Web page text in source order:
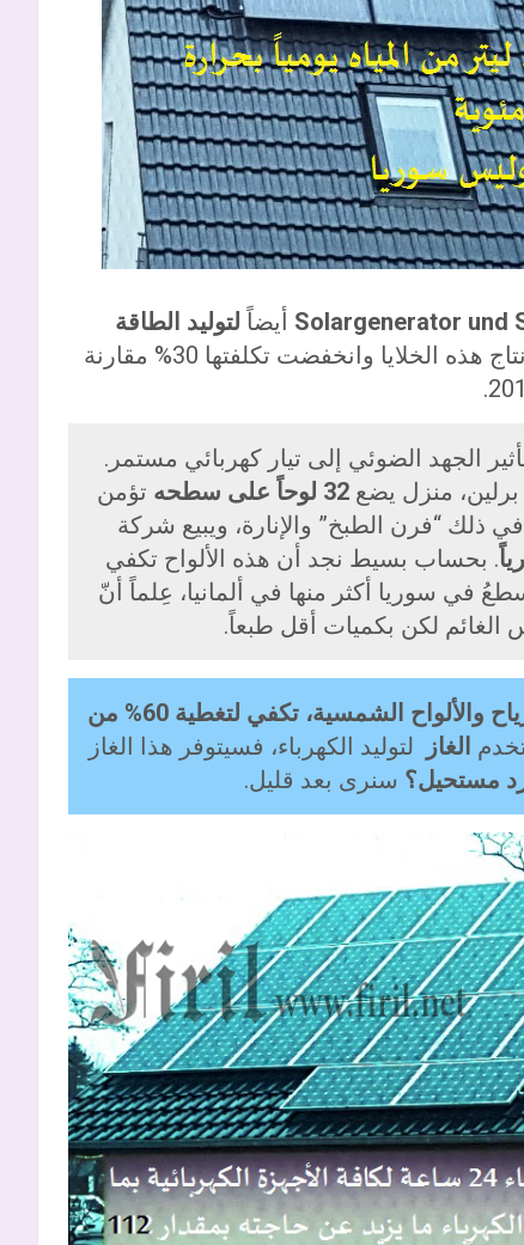
أيضاً لتوليد الطاقة
، وقد تحسّنت في الآونة الأخيرة جودة وإنتاج هذه الخلايا وانخفضت تكلفتها 30% مقارنة
الجهد الضوئي إلى تيار كهربائي مستمر.
منزل يضع32 لوحاً على سطحه
تؤمن
بما في ذلك “فرن الطبخ” والإنارة، ويبيع شركة
. بحساب بسيط نجد أن هذه الألواح تكفي
تسطعُ في سوريا أكثر منها في ألمانيا، عِلماً أنّ
الغائم لكن بكميات أقل طبعاً.
الطاقة الكهربائية المتولدة من عنفات الرياح والألواح الشمسية، تكفي لتغطية 60% من
الغاز
لتوليد الكهرباء، فسيتوفر هذا الغاز
مستحيل؟ سنرى بعد قليل.